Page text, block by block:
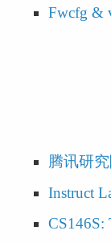
Fwcfg &
腾讯研
Instruct
CS146S: